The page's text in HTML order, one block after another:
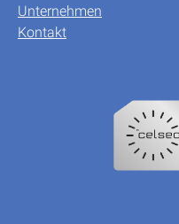
Unternehmen
Kontakt